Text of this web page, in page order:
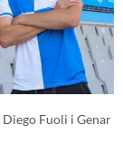
Diego Fuoli i Genar